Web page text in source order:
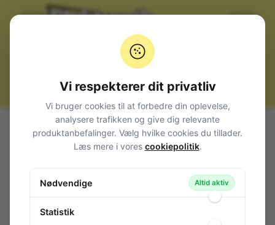
Alle produkter Komponenter
Filterspoler
Toko variable filterspole 0,08mH
134-831 / BKANS-K1095KL
Vi respekterer dit privatliv
Vi bruger cookies til at forbedre din oplevelse,
analysere trafikken og give dig relevante
produktanbefalinger. Vælg hvilke cookies du tillader.
Læs mere i vores cookiepolitik.
Nødvendige Altid aktiv
Statistik